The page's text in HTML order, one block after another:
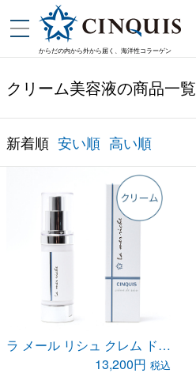
からだの内から外から届く、海洋性コラーゲン
クリーム美容液の商品一覧
新着順 安い順 高い順
ラ メール リシュ クレム ド ソワン ＜クリーム美容液 ＞
13,200円 税込